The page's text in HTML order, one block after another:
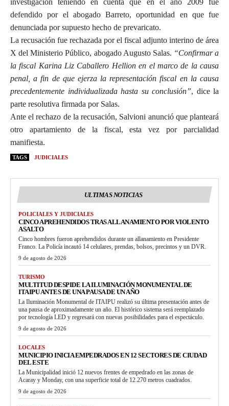
defendido por el abogado Barreto, oportunidad en que fue
denunciada por supuesto hecho de prevaricato.
La recusación fue rechazada por el fiscal adjunto interino de área
X del Ministerio Público, abogado Augusto Salas. “Confirmar a
la fiscal Karina Liz Caballero Hellion en el marco de la causa
penal, a fin de que ejerza la representación fiscal en la causa
precedentemente individualizada hasta su conclusión”, dice la
parte resolutiva firmada por Salas.
Ante el rechazo de la recusación, Salvioni anunció que planteará
otro apartamiento de la fiscal, esta vez por parcialidad
manifiesta.
TAGS JUDICIALES
ULTIMAS NOTICIAS
POLICIALES Y JUDICIALES
CINCO APREHENDIDOS TRAS ALLANAMIENTO POR VIOLENTO
ASALTO
Cinco hombres fueron aprehendidos durante un allanamiento en Presidente
Franco. La Policía incautó 14 celulares, prendas, bolsos, precintos y un DVR.
9 de agosto de 2026
TURISMO
MULTITUD DESPIDE LA ILUMINACIÓN MONUMENTAL DE
ITAIPU ANTES DE UNA PAUSA DE UN AÑO
La Iluminación Monumental de ITAIPU realizó su última presentación antes de
una pausa de aproximadamente un año. El histórico sistema será reemplazado
por tecnología LED y regresará con nuevas posibilidades para el espectáculo.
9 de agosto de 2026
LOCALES
MUNICIPIO INICIA EMPEDRADOS EN 12 SECTORES DE CIUDAD
DEL ESTE
La Municipalidad inició 12 nuevos frentes de empedrado en las zonas de
Acaray y Monday, con una superficie total de 12.270 metros cuadrados.
9 de agosto de 2026